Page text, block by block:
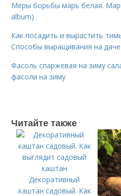
Меры борьбы марь белая.
album)
Как посадить и вырастить
Способы выращивания на даче
Фасоль спаржевая на зиму
фасоли на зиму
Читайте также
Декоративный
каштан садовый. Как